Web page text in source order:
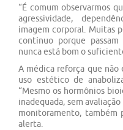
“É comum observarmos
agressividade,
imagem corporal. Muitas
contínuo porque
nunca está bom o
A médica reforça que não
uso estético de
“Mesmo os hormônios
inadequada, sem
monitoramento, também
alerta.